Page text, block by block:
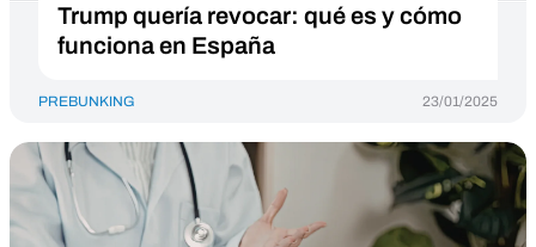
Trump quería revocar: qué es y cómo
funciona en España
PREBUNKING 23/01/2025